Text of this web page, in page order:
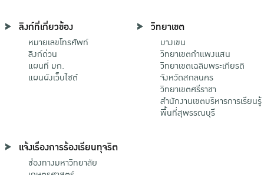
ลิงก์ที่เกี่ยวข้อง
หมายเลขโทรศัพท์
ลิงก์ด่วน
แผนที่ มก.
แผนผังเว็บไซต์
วิทยาเขต
บางเขน
วิทยาเขตกําแพงแสน
วิทยาเขตเฉลิมพระเกียรติ
จังหวัดสกลนคร
วิทยาเขตศรีราชา
สำนักงานเขตบริหารการเรียนรู้
พื้นที่สุพรรณบุรี
แจ้งเรื่องการร้องเรียนทุจริต
ช่องทางมหาวิทยาลัย